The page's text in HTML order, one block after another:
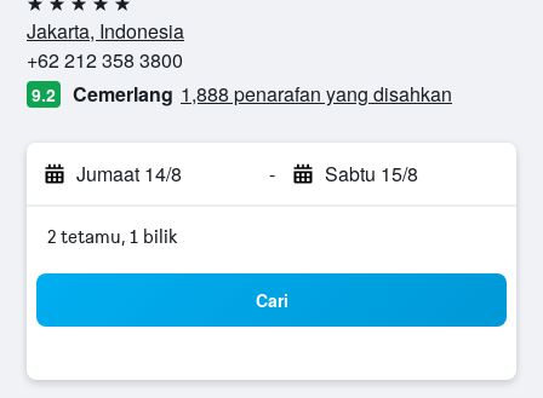
5 bintang
Jakarta, Indonesia
+62 212 358 3800
9.2 Cemerlang 1,888 penarafan yang disahkan
Jumaat 14/8 - Sabtu 15/8
2 tetamu, 1 bilik
Cari